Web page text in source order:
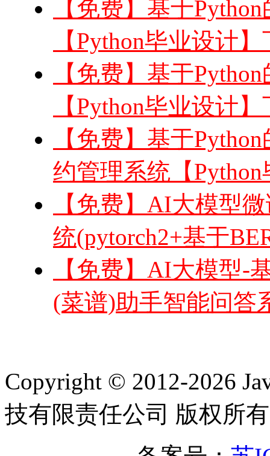
【免费】基于
【Python毕业设计
【免费】基于
【Python毕业设计
【免费】基于
约管理系统【
【免费】AI大模型
统(pytorch2+基于
【免费】AI大模型-
(菜谱)助手智能问答
Copyright © 2012-2026
技有限责任公司 版权所有